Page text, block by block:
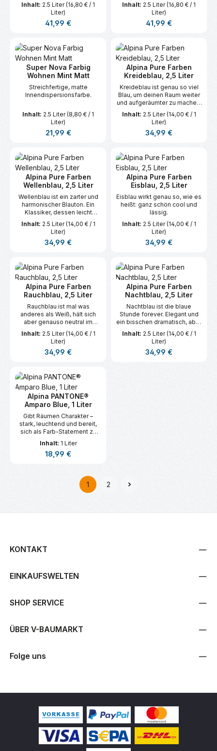
Inhalt: 2.5 Liter(16,80 € / 1
Liter)
Regulärer Preis:
41,99 €
Inhalt: 2.5 Liter(16,80 € / 1
Liter)
Regulärer Preis:
41,99 €
Super Nova Farbig
Wohnen Mint Matt
Streichfertige, matte
Innendispersionsfarbe.
Inhalt: 2.5 Liter(8,80 € / 1
Liter)
Regulärer Preis:
21,99 €
Alpina Pure Farben
Kreideblau, 2,5 Liter
Kreideblau ist genau so viel
Blau, um deinen Raum weiter
und aufgeräumter zu machen,
auch gerne vollflächig und im
kompletten Raum eingesetzt.
Inhalt: 2.5 Liter(14,00 € / 1
Liter)
Regulärer Preis:
34,99 €
Alpina Pure Farben
Wellenblau, 2,5 Liter
Wellenblau ist ein zarter und
harmonischer Blauton. Ein
Klassiker, dessen leicht
anregender, frischer Effekt
sich im Kinder- oder
Badezimmer gut macht.
Inhalt: 2.5 Liter(14,00 € / 1
Liter)
Regulärer Preis:
34,99 €
Alpina Pure Farben
Eisblau, 2,5 Liter
Eisblau wirkt genau so, wie es
heißt: ganz schön cool und
lässig.
Inhalt: 2.5 Liter(14,00 € / 1
Liter)
Regulärer Preis:
34,99 €
Alpina Pure Farben
Rauchblau, 2,5 Liter
Rauchblau ist mal was
anderes als Weiß, hält sich
aber genauso neutral im
Hintergrund und bringt
gleichzeitig mehr
Gemütlichkeit mit.
Inhalt: 2.5 Liter(14,00 € / 1
Liter)
Regulärer Preis:
34,99 €
Alpina Pure Farben
Nachtblau, 2,5 Liter
Nachtblau ist die blaue
Stunde forever. Elegant und
ein bisschen dramatisch, aber
eben nicht so düster wie
Schwarz.
Inhalt: 2.5 Liter(14,00 € / 1
Liter)
Regulärer Preis:
34,99 €
Alpina PANTONE®
Amparo Blue, 1 Liter
Gibt Räumen Charakter –
stark, leuchtend und bereit,
sich als Farb-Statement zu
Vertrauen und Sicherheit
ausstrahlt.
Inhalt: 1 Liter
Regulärer Preis:
18,99 €
Seite
1
Seite
2
KONTAKT
EINKAUFSWELTEN
SHOP SERVICE
ÜBER V-BAUMARKT
Folge uns